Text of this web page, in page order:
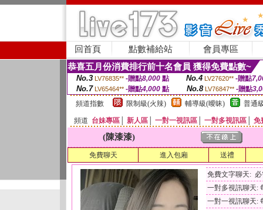
回首頁 點數補給站 會員專區
恭喜五月份消費排行前十名會員 獲得免費點數~
No.3 LV76835** -贈點8,000點 No.4 LV27620** -贈點
No.7 LV65464** -贈點4,000 點 No.8 LV76847** -贈點
頻道指數
限制級(火辣) 輔導級(曖昧) 普通
頻道 台妹專區 新人區 一對一視訊區 一對多視訊區 免
(陳漆漆)
免費聊天 進入包廂 送禮
免費文字聊天:
一對多視訊聊天:
一對一視訊聊天: